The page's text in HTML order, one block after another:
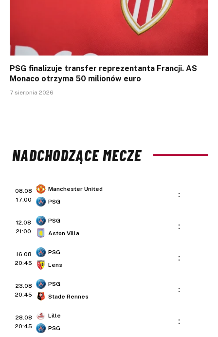
PSG finalizuje transfer reprezentanta Francji. AS
Monaco otrzyma 50 milionów euro
7 sierpnia 2026
NADCHODZĄCE MECZE
08.08
17:00
Manchester United
PSG
:
12.08
21:00
PSG
Aston Villa
:
16.08
20:45
PSG
Lens
:
23.08
20:45
PSG
Stade Rennes
:
28.08
20:45
Lille
PSG
: